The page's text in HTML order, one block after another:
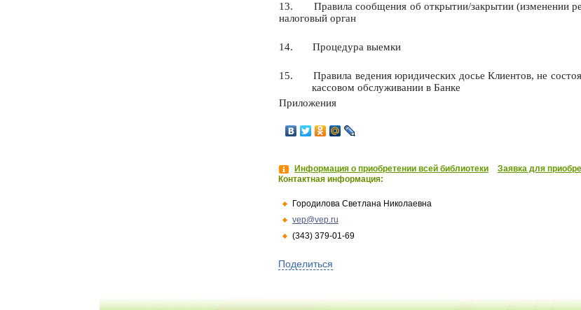
13.
Правила сообщения об открытии/закрытии (изменении
налоговый орган
14. Процедура выемки
15.
Правила ведения юридических досье Клиентов, не
кассовом обслуживании в Банке
Приложения
Информация о приобретении всей библиотеки
Заявка для
Контактная информация:
Городилова Светлана Николаевна
vep@vep.ru
(343) 379-01-69
Поделиться